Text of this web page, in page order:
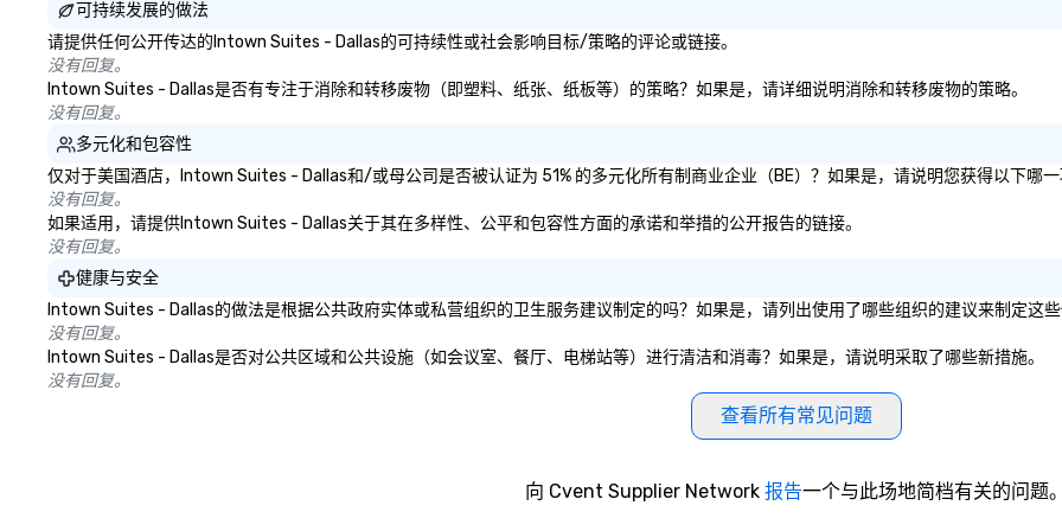
可持续发展的做法
请提供任何公开传达的Intown Suites - Dallas的可持续性或社会影响目标/策略的评论或链接。
没有回复。
Intown Suites - Dallas是否有专注于消除和转移废物（即塑料、纸张、纸板等）的策略？如果是，请详细说明消除和转移废物的策略。
没有回复。
多元化和包容性
仅对于美国酒店，Intown Suites - Dallas和/或母公司是否被认证为 51% 的多元化所有制商业企业（BE）？如果是，请说明您获得以下哪一
没有回复。
如果适用，请提供Intown Suites - Dallas关于其在多样性、公平和包容性方面的承诺和举措的公开报告的链接。
没有回复。
健康与安全
Intown Suites - Dallas的做法是根据公共政府实体或私营组织的卫生服务建议制定的吗？如果是，请列出使用了哪些组织的建议来制定这些
没有回复。
Intown Suites - Dallas是否对公共区域和公共设施（如会议室、餐厅、电梯站等）进行清洁和消毒？如果是，请说明采取了哪些新措施。
没有回复。
查看所有常见问题
向 Cvent Supplier Network 报告一个与此场地简档有关的问题。